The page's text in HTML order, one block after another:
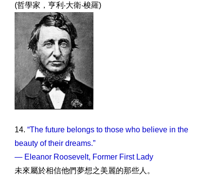
(哲學家，亨利‧大衛‧梭羅)
14. “The future belongs to those who believe in the
beauty of their dreams.”
— Eleanor Roosevelt, Former First Lady
未來屬於相信他們夢想之美麗的那些人。